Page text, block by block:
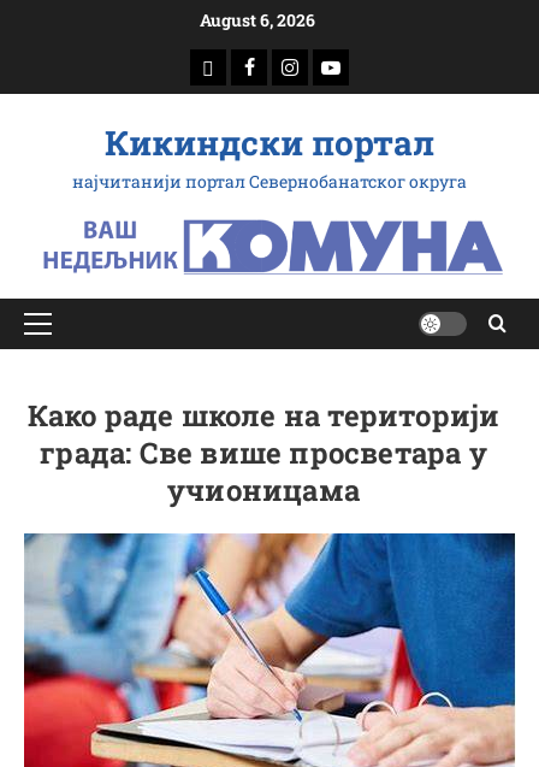
August 6, 2026
доwнлоад
Фацебоок
Инстаграм
Yоутубе
Кикиндски портал
најчитанији портал Севернобанатског округа
Примарy
Како раде школе на територији
града: Све више просветара у
учионицама